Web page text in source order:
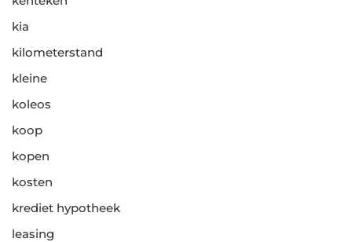
kia
kilometerstand
kleine
koleos
koop
kopen
kosten
krediet hypotheek
leasing